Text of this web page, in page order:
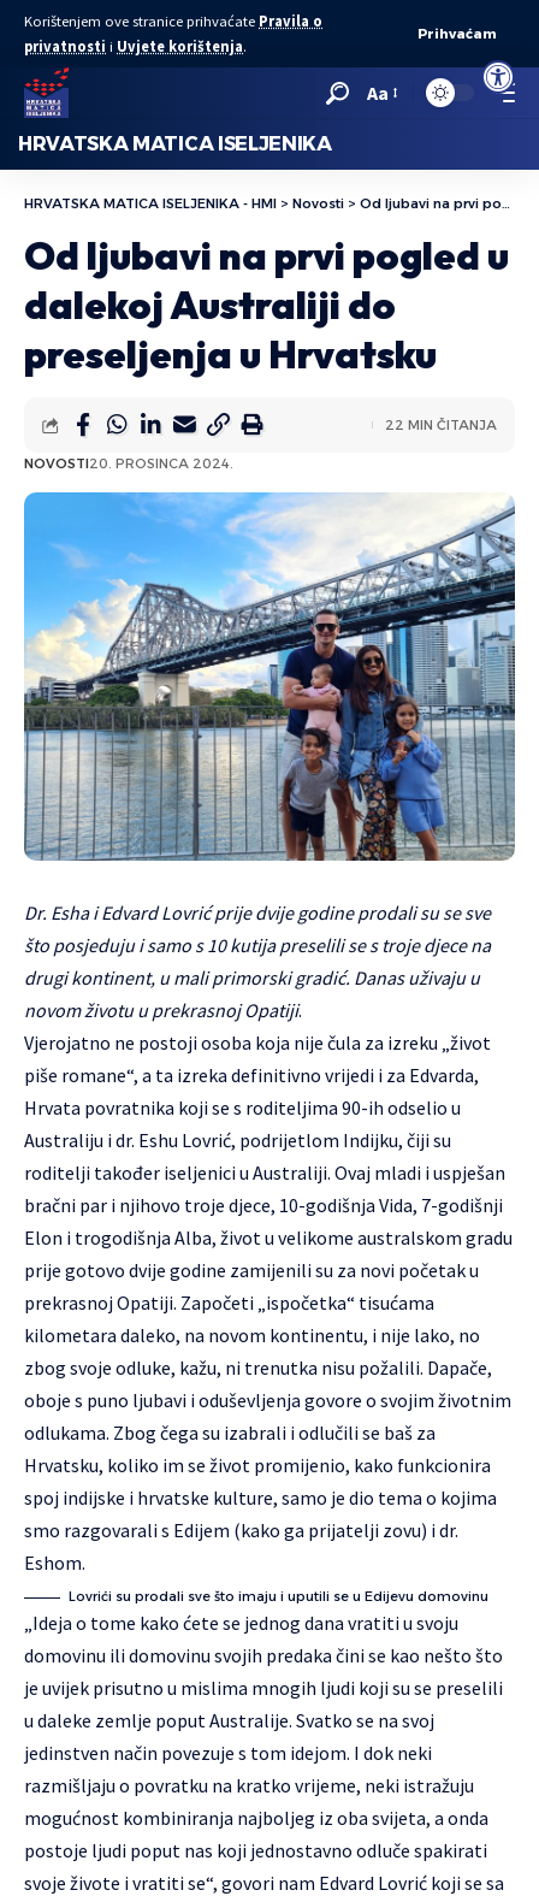
Open
Korištenjem ove stranice prihvaćate Pravila o
privatnosti i Uvjete korištenja.
Prihvaćam
Aa
HRVATSKA MATICA ISELJENIKA
HRVATSKA MATICA ISELJENIKA - HMI > Novosti > Od ljubavi na prvi pogled u dalekoj Australiji do preseljenja u Hrvatsku
Od ljubavi na prvi pogled u
dalekoj Australiji do
preseljenja u Hrvatsku
NOVOSTI20. PROSINCA 2024.
22 MIN ČITANJA
Dr. Esha i Edvard Lovrić prije dvije godine prodali su se sve
što posjeduju i samo s 10 kutija preselili se s troje djece na
drugi kontinent, u mali primorski gradić. Danas uživaju u
novom životu u prekrasnoj Opatiji.
Vjerojatno ne postoji osoba koja nije čula za izreku „život
piše romane“, a ta izreka definitivno vrijedi i za Edvarda,
Hrvata povratnika koji se s roditeljima 90-ih odselio u
Australiju i dr. Eshu Lovrić, podrijetlom Indijku, čiji su
roditelji također iseljenici u Australiji. Ovaj mladi i uspješan
bračni par i njihovo troje djece, 10-godišnja Vida, 7-godišnji
Elon i trogodišnja Alba, život u velikome australskom gradu
prije gotovo dvije godine zamijenili su za novi početak u
prekrasnoj Opatiji. Započeti „ispočetka“ tisućama
kilometara daleko, na novom kontinentu, i nije lako, no
zbog svoje odluke, kažu, ni trenutka nisu požalili. Dapače,
oboje s puno ljubavi i oduševljenja govore o svojim životnim
odlukama. Zbog čega su izabrali i odlučili se baš za
Hrvatsku, koliko im se život promijenio, kako funkcionira
spoj indijske i hrvatske kulture, samo je dio tema o kojima
smo razgovarali s Edijem (kako ga prijatelji zovu) i dr.
Eshom.
Lovrići su prodali sve što imaju i uputili se u Edijevu domovinu
„Ideja o tome kako ćete se jednog dana vratiti u svoju
domovinu ili domovinu svojih predaka čini se kao nešto što
je uvijek prisutno u mislima mnogih ljudi koji su se preselili
u daleke zemlje poput Australije. Svatko se na svoj
jedinstven način povezuje s tom idejom. I dok neki
razmišljaju o povratku na kratko vrijeme, neki istražuju
mogućnost kombiniranja najboljeg iz oba svijeta, a onda
postoje ljudi poput nas koji jednostavno odluče spakirati
svoje živote i vratiti se“, govori nam Edvard Lovrić koji se sa